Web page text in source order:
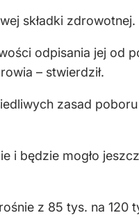
składki zdrowotnej.
odpisania jej od
– stwierdził.
zasad
i będzie mogło
z 85 tys. na 120